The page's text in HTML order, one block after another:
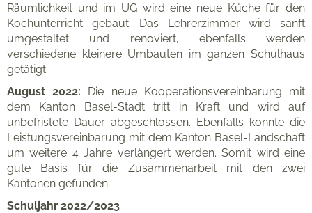
Räumlichkeit und im UG wird eine neue Küche für den
Kochunterricht gebaut. Das Lehrerzimmer wird sanft
umgestaltet und renoviert, ebenfalls werden
verschiedene kleinere Umbauten im ganzen Schulhaus
getätigt.
August 2022: Die neue Kooperationsvereinbarung mit
dem Kanton Basel-Stadt tritt in Kraft und wird auf
unbefristete Dauer abgeschlossen. Ebenfalls konnte die
Leistungsvereinbarung mit dem Kanton Basel-Landschaft
um weitere 4 Jahre verlängert werden. Somit wird eine
gute Basis für die Zusammenarbeit mit den zwei
Kantonen gefunden.
Schuljahr 2022/2023